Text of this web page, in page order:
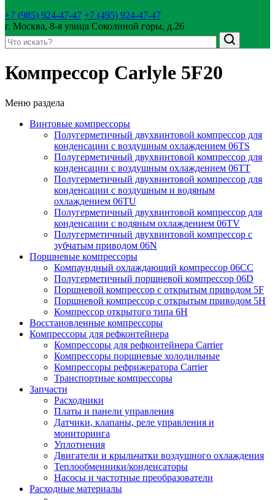
+7 (985) 924-47-47 +7 (495) 924-47-47
г. Москва, 8-я улица Соколиной горы, д.26
Компрессор Carlyle 5F20
Меню раздела
Винтовые компрессоры
Полугерметичный двухвинтовой компрессор для
конденсации с воздушным охлаждением 06TS
Полугерметичный двухвинтовой компрессор для
конденсации с воздушным охлаждением 06TT
Полугерметичный двухвинтовой компрессор для
конденсации с воздушным и водяным
охлаждением 06TU
Полугерметичный двухвинтовой компрессор для
конденсации с водяным охлаждением 06TV
Полугерметичный двухвинтовой компрессор с
зубчатым приводом 06N
Поршневые компрессоры
Компаундный охлаждающий компрессор 06CC
Полугерметичный поршневой компрессор 06D
Поршневой компрессор с открытым приводом 5F
Поршневой компрессор с открытым приводом 5H
Компрессор открытого типа 6Н
Восстановленные компрессоры
Компрессоры для рефконтейнера
Компрессоры для рефконтейнера Carrier
Компрессоры поршневые холодильные
Компрессоры рефрижератора Carrier
Транспортные компрессоры
Запчасти
Расходники
Платы и панели управления
Датчики, клапаны, реле управления и
мониторинга
Уплотнения
Двигатели и крыльчатки воздушного охлаждения
Теплообменники/конденсаторы
Насосы и частотные преобразователи
Расходные материалы